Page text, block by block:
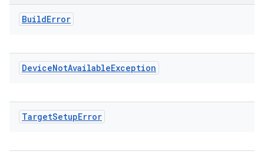
BuildError
DeviceNotAvailableException
TargetSetupError